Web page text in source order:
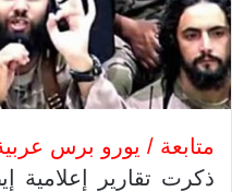
متابعة / يورو برس
ذكرت تقارير إعلامية